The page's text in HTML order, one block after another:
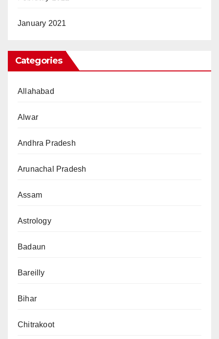
January 2021
Categories
Allahabad
Alwar
Andhra Pradesh
Arunachal Pradesh
Assam
Astrology
Badaun
Bareilly
Bihar
Chitrakoot